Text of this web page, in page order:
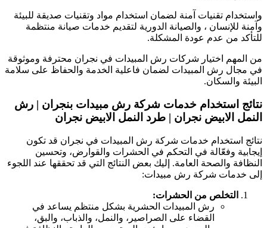
تقنيات آمنة لضمان استخدام مواد وتقنيات صديقة للبيئة
للإنسان ، والصيانة الدورية لتقديم خدمات صيانة منتظمة
من عدم عودة المشكلة.
المهم اختيار شركات رش المبيدات في نجران محترفة وموثوقة
مجال رش المبيدات لضمان فاعلية الخدمة والحفاظ على سلامة
والسكان.
استخدام خدمات شركة رش مبيدات بنجران | رش
الابيض نجران | طرد النمل الابيض نجران
استخدام خدمات شركة رش المبيدات في نجران قد تكون
وفعّالة في التحكم في الحشرات والقوارض، وتحسين
والصحة العامة. إليك بعض النتائج التي قد تحققها عند اللجوء
خدمات شركة رش مبيدات:
التخلص من الحشرات:
رش المبيدات الحشرية بشكل منتظم يساعد في
القضاء على الصراصير، والنمل، والذباب، والبق،